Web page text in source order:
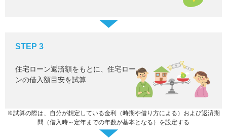
STEP 3
住宅ローン返済額をもとに、住宅ロー
ンの借入額目安を試算
※試算の際は、自分が想定している金利（時期や借り方による）および返済期
間（借入時～定年までの年数が基本となる）を設定する